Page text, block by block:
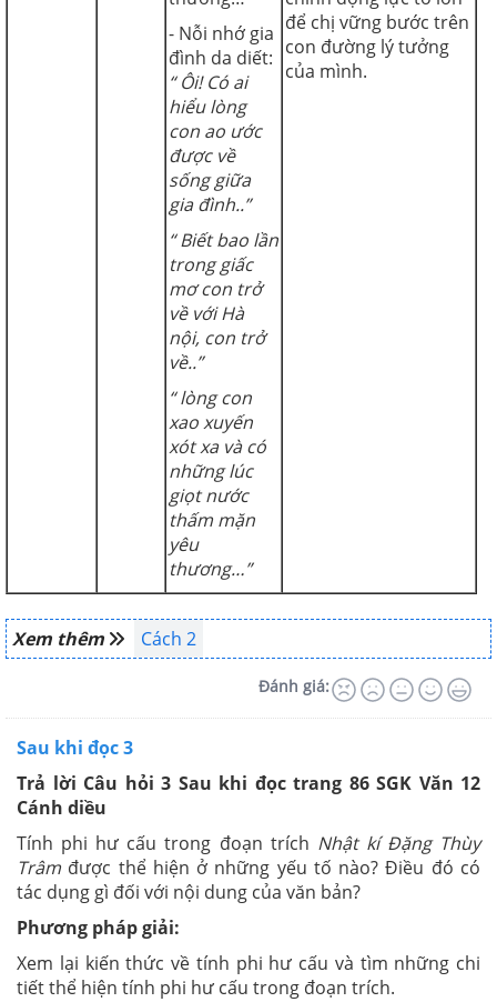
- Nỗi nhớ gia
đình da diết:
“ Ôi! Có ai
hiểu lòng
con ao ước
được về
sống giữa
gia đình..”
“ Biết bao lần
trong giấc
mơ con trở
về với Hà
nội, con trở
về..”
“ lòng con
xao xuyến
xót xa và có
những lúc
giọt nước
thấm mặn
yêu
thương…”
để chị vững bước trên
con đường lý tưởng
của mình.
Xem thêm Cách 2
Đánh giá:
Sau khi đọc 3
Trả lời Câu hỏi 3 Sau khi đọc trang 86 SGK Văn 12
Cánh diều
Tính phi hư cấu trong đoạn trích Nhật kí Đặng Thùy
Trâm được thể hiện ở những yếu tố nào? Điều đó có
tác dụng gì đối với nội dung của văn bản?
Phương pháp giải:
Xem lại kiến thức về tính phi hư cấu và tìm những chi
tiết thể hiện tính phi hư cấu trong đoạn trích.